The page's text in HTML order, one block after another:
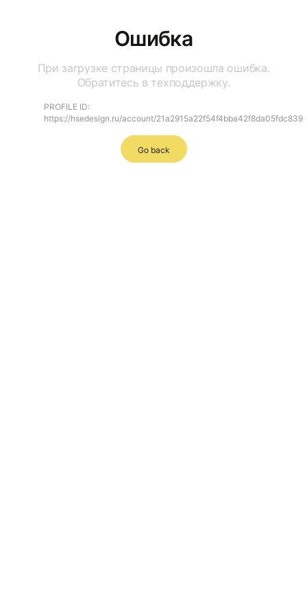
Ошибка
При загрузке страницы произошла ошибка.
Обратитесь в техподдержку.
PROFILE ID:
https://hsedesign.ru/account/21a2915a22f54f4bba42f8da05fdc839
Go back